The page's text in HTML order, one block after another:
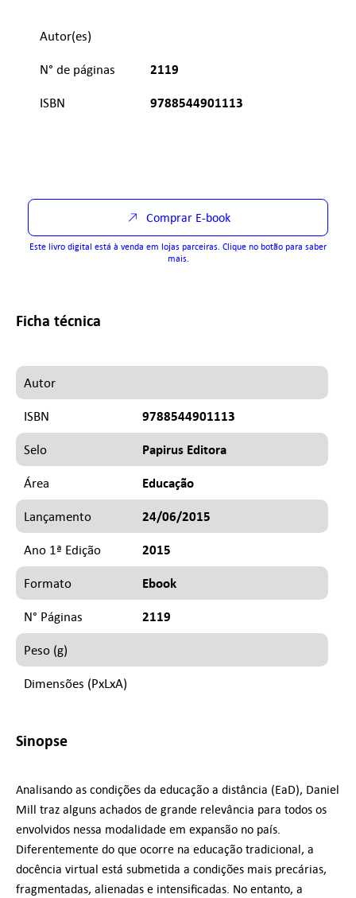
Autor(es)
N° de páginas 2119
ISBN 9788544901113
Comprar E-book
Este livro digital está à venda em lojas parceiras. Clique no botão para saber
mais.
Ficha técnica
Autor
ISBN 9788544901113
Selo Papirus Editora
Área Educação
Lançamento 24/06/2015
Ano 1ª Edição 2015
Formato Ebook
N° Páginas 2119
Peso (g)
Dimensões (PxLxA)
Sinopse
Analisando as condições da educação a distância (EaD), Daniel
Mill traz alguns achados de grande relevância para todos os
envolvidos nessa modalidade em expansão no país.
Diferentemente do que ocorre na educação tradicional, a
docência virtual está submetida a condições mais precárias,
fragmentadas, alienadas e intensificadas. No entanto, a